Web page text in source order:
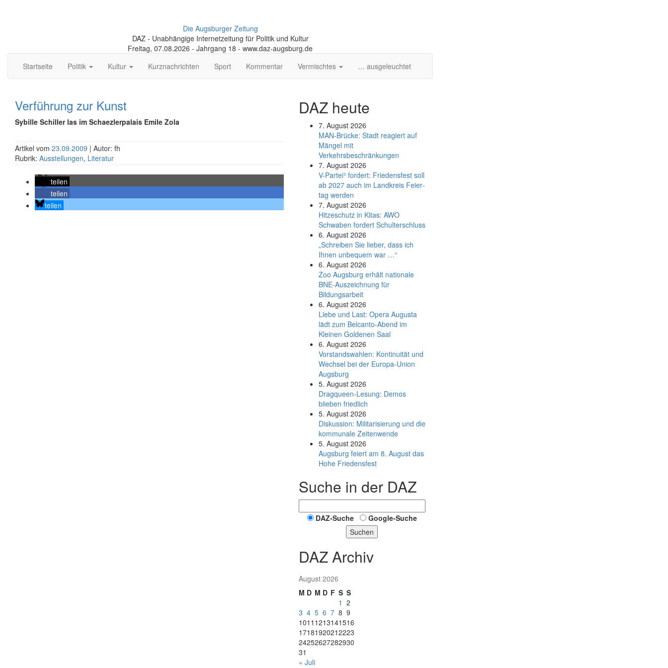
Die Augsburger Zeitung
DAZ - Unabhängige Internetzeitung für Politik und Kultur
Freitag, 07.08.2026 - Jahrgang 18 - www.daz-augsburg.de
Startseite
Politik Kultur Kurznachrichten Sport Kommentar Vermischtes … ausgeleuchtet
Verführung zur Kunst
Sybille Schiller las im Schaezlerpalais Emile Zola
Artikel vom 23.09.2009 | Autor: fh
Rubrik: Ausstellungen, Literatur
teilen
teilen
teilen
DAZ heute
7. August 2026
MAN-Brücke: Stadt reagiert auf
Mängel mit
Verkehrsbeschränkungen
7. August 2026
V-Partei­³ fordert: Friedens­fest soll
ab 2027 auch im Land­kreis Feier­
tag werden
7. August 2026
Hitzeschutz in Kitas: AWO
Schwaben fordert Schulterschluss
6. August 2026
„Schreiben Sie lieber, dass ich
Ihnen unbequem war …“
6. August 2026
Zoo Augsburg erhält nationale
BNE-Auszeichnung für
Bildungsarbeit
6. August 2026
Liebe und Last: Opera Augusta
lädt zum Belcanto-Abend im
Kleinen Goldenen Saal
6. August 2026
Vorstandswahlen: Kontinuität und
Wechsel bei der Europa-Union
Augsburg
5. August 2026
Dragqueen-Lesung: Demos
blieben friedlich
5. August 2026
Diskussion: Mi­li­ta­ri­sie­rung und die
kommunale Zeitenwende
5. August 2026
Augsburg feiert am 8. August das
Hohe Friedensfest
Suche in der DAZ
DAZ-Suche
Google-Suche
Suchen
DAZ Archiv
August 2026
M D M D F S S
1 2
3 4 5 6 7 8 9
1011 1213141516
17181920212223
24252627282930
31
« Juli